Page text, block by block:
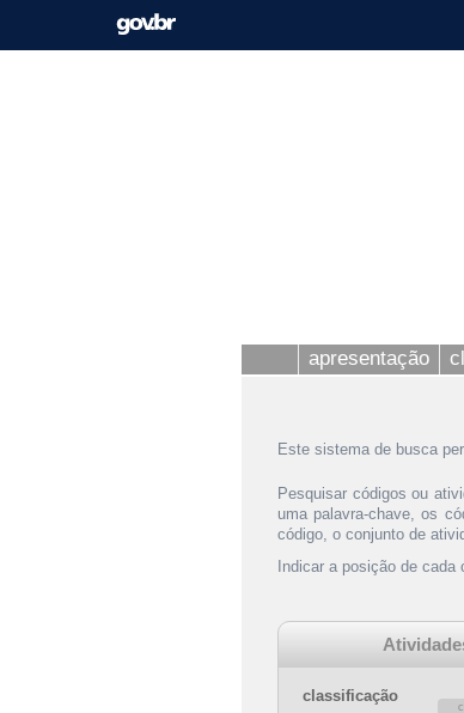
apresentação
Este sistema de busca
Pesquisar códigos ou
uma palavra-chave, os
código, o conjunto de
Indicar a posição de
classificação